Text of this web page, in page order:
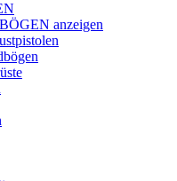
anzeigen